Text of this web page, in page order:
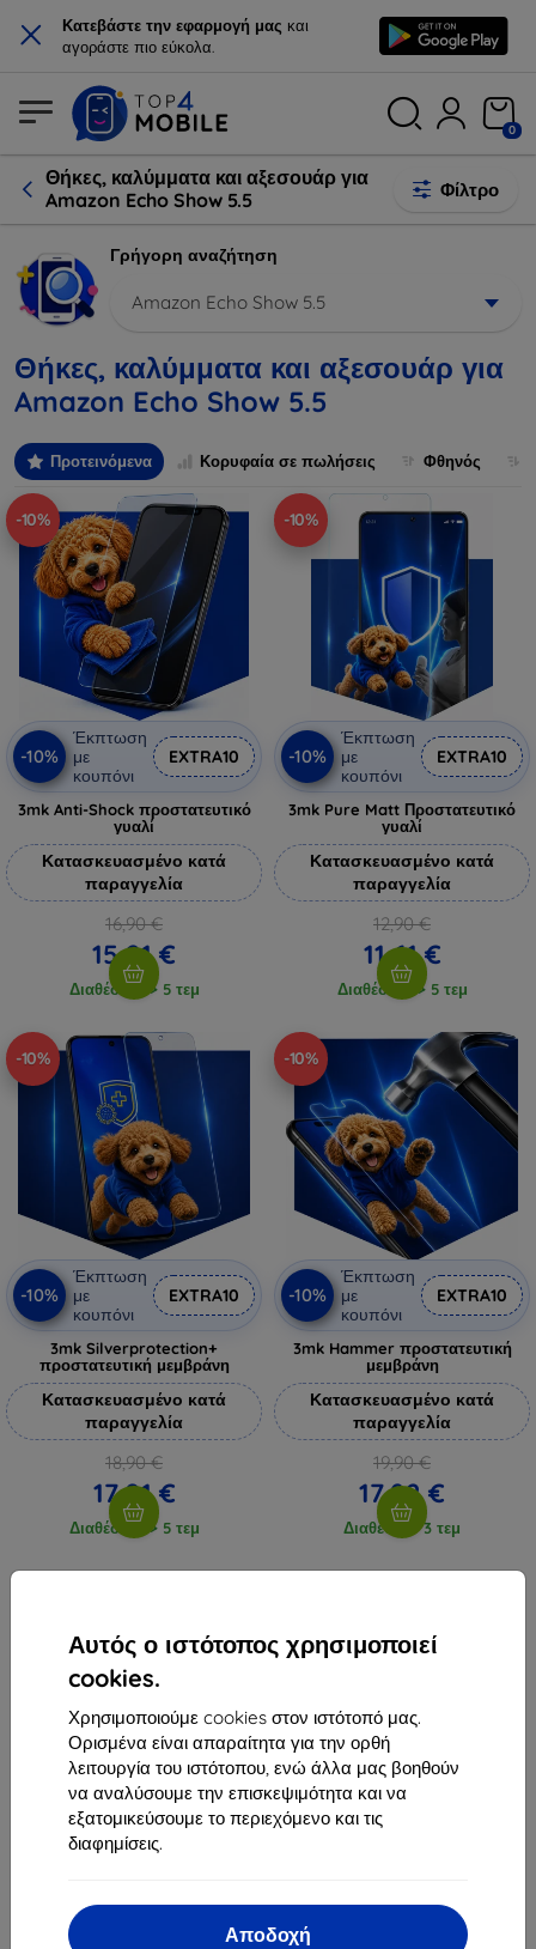
× Κατεβάστε την εφαρμογή μας και
αγοράστε πιο εύκολα.
Αυτός ο ιστότοπος χρησιμοποιεί
cookies.
Χρησιμοποιούμε cookies στον ιστότοπό μας.
Ορισμένα είναι απαραίτητα για την ορθή
λειτουργία του ιστότοπου, ενώ άλλα μας βοηθούν
να αναλύσουμε την επισκεψιμότητα και να
εξατομικεύσουμε το περιεχόμενο και τις
διαφημίσεις.
Αποδοχή
0
Θήκες, καλύμματα και αξεσουάρ για
Amazon Echo Show 5.5
Φίλτρο
Γρήγορη αναζήτηση
Amazon Echo Show 5.5
Θήκες, καλύμματα και αξεσουάρ για
Amazon Echo Show 5.5
Προτεινόμενα Κορυφαία σε πωλήσεις Φθηνός
-10%
-10%
Έκπτωση
με
κουπόνι
EXTRA10
3mk Anti-Shock προστατευτικό
γυαλί
Κατασκευασμένο κατά
παραγγελία
16,90 €
15,21 €
Διαθέσιμο > 5 τεμ
-10%
-10%
Έκπτωση
με
κουπόνι
EXTRA10
3mk Pure Matt Προστατευτικό
γυαλί
Κατασκευασμένο κατά
παραγγελία
12,90 €
11,61 €
Διαθέσιμο > 5 τεμ
-10%
-10%
Έκπτωση
με
κουπόνι
EXTRA10
3mk Silverprotection+
προστατευτική μεμβράνη
Κατασκευασμένο κατά
παραγγελία
18,90 €
17,01 €
Διαθέσιμο > 5 τεμ
-10%
-10%
Έκπτωση
με
κουπόνι
EXTRA10
3mk Hammer προστατευτική
μεμβράνη
Κατασκευασμένο κατά
παραγγελία
19,90 €
17,92 €
Διαθέσιμο 3 τεμ
841 04 Bratislava